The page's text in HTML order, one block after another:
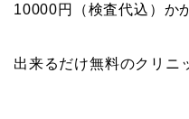
10000円（検査代込）か
出来るだけ無料のクリニ